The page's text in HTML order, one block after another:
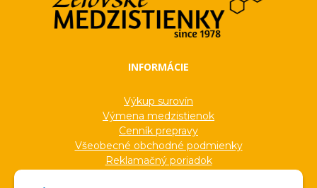
INFORMÁCIE
Výkup surovín
Výmena medzistienok
Cenník prepravy
Všeobecné obchodné podmienky
Reklamačný poriadok